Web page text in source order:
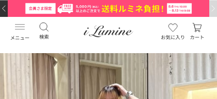
メニュー 検索 お気に入り カート